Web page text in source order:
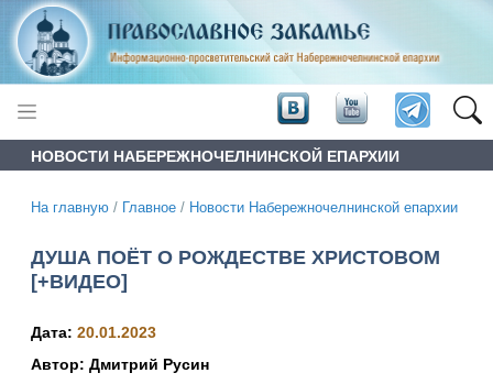
НОВОСТИ НАБЕРЕЖНОЧЕЛНИНСКОЙ ЕПАРХИИ
На главную / Главное / Новости Набережночелнинской епархии
ДУША ПОЁТ О РОЖДЕСТВЕ ХРИСТОВОМ
[+ВИДЕО]
Дата: 20.01.2023
Автор: Дмитрий Русин